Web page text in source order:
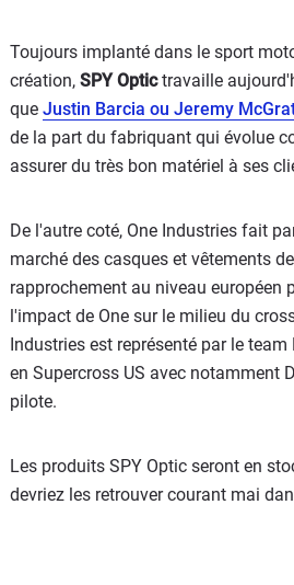
Toujours implanté dans le sport
création, SPY Optictravaille
que Justin Barcia ou Jeremy
de la part du fabriquant qui évolue
assurer du très bon matériel à ses
De l'autre coté, One Industries fait
marché des casques et vêtements
rapprochement au niveau européen
l'impact de One sur le milieu du
Industries est représenté par le team
en Supercross US avec notamment
pilote.
Les produits SPY Optic seront en
devriez les retrouver courant mai